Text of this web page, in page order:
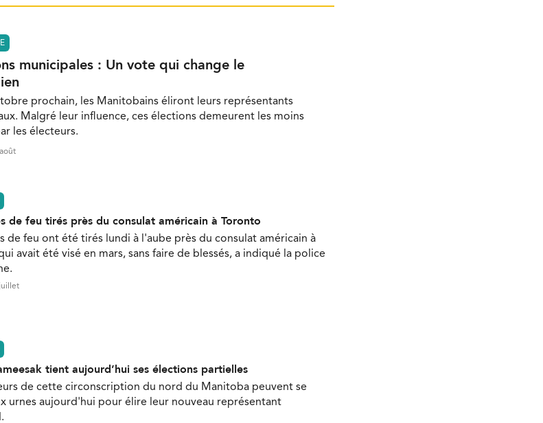
municipales : Un vote qui change le
prochain, les Manitobains éliront leurs représentants
Malgré leur influence, ces élections demeurent les moins
les électeurs.
de feu tirés près du consulat américain à Toronto
de feu ont été tirés lundi à l'aube près du consulat américain à
avait été visé en mars, sans faire de blessés, a indiqué la police
tient aujourd’hui ses élections partielles
de cette circonscription du nord du Manitoba peuvent se
urnes aujourd'hui pour élire leur nouveau représentant